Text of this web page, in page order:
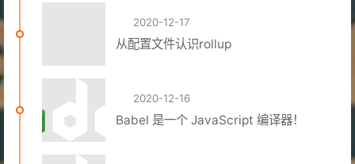
2020-12-17
从配置文件认识rollup
2020-12-16
Babel 是一个 JavaScript 编译器！